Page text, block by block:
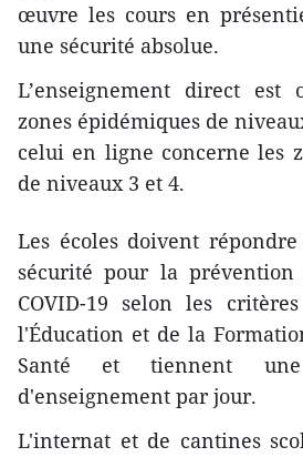
œuvre les cours en
une sécurité absolue.
L’enseignement direct est
zones épidémiques de
celui en ligne concerne les
de niveaux 3 et 4.
Les écoles doivent
sécurité pour la
COVID-19 selon les
l'Éducation et de la
Santé et tiennent
d'enseignement par jour.
L'internat et de cantines